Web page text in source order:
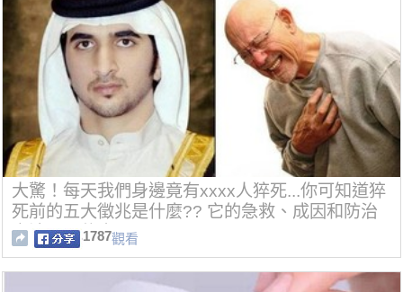
大驚！每天我們身邊竟有xxxx人猝死...你可知道猝
死前的五大徵兆是什麼?? 它的急救、成因和防治
方法又是什麼??
1787觀看